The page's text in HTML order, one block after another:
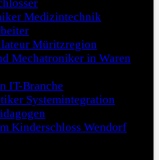
Medizintechnik
Müritzregion
Mechatroniker in Waren
IT-Branche
Systemintegration
Kinderschloss Wendorf